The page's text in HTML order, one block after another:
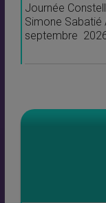
Journée
Simone
septembre